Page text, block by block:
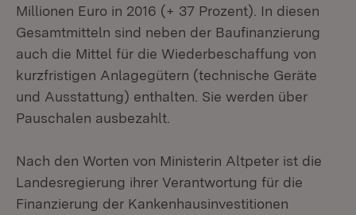
Millionen Euro in 2016 (+ 37 Prozent). In diesen
Gesamtmitteln sind neben der Baufinanzierung
auch die Mittel für die Wiederbeschaffung von
kurzfristigen Anlagegütern (technische Geräte
und Ausstattung) enthalten. Sie werden über
Pauschalen ausbezahlt.
Nach den Worten von Ministerin Altpeter ist die
Landesregierung ihrer Verantwortung für die
Finanzierung der Kankenhausinvestitionen